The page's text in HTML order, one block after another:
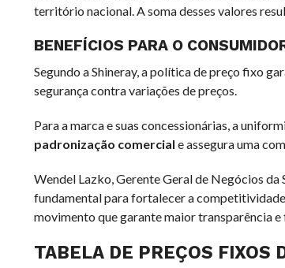
território nacional. A soma desses valores
BENEFÍCIOS PARA O
Segundo a Shineray, a política de preço fixo
segurança contra variações de preços.
Para a marca e suas concessionárias, a
padronização comercial e assegura uma
Wendel Lazko, Gerente Geral de Negócios da
fundamental para fortalecer a competitividade
movimento que garante maior transparência e
TABELA DE PREÇOS FIXOS